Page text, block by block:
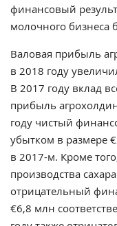
финансовый
молочного бизнеса
Валовая прибыль
в 2018 году
В 2017 году вклад
прибыль
году чистый
убытком в размере
в 2017-м. Кроме
производства
отрицательный
€6,8 млн